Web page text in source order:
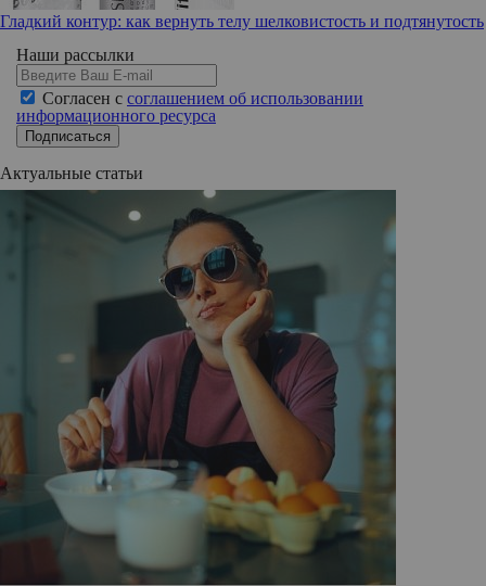
Гладкий контур: как вернуть телу шелковистость и подтянутость
Наши рассылки
Согласен с соглашением об использовании
информационного ресурса
Подписаться
Актуальные статьи